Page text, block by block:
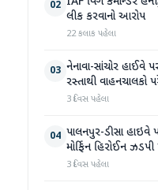
02
લીક કરવાનો આરોપ
22 કલાક પહેલા
03 નેનાવા-સાંચોર હાઈવે
રસ્તાથી વાહનચાલકો
3 દિવસ પહેલા
04 પાલનપુર-ડીસા
મોર્ફિન હિરોઈન ઝડપી
3 દિવસ પહેલા